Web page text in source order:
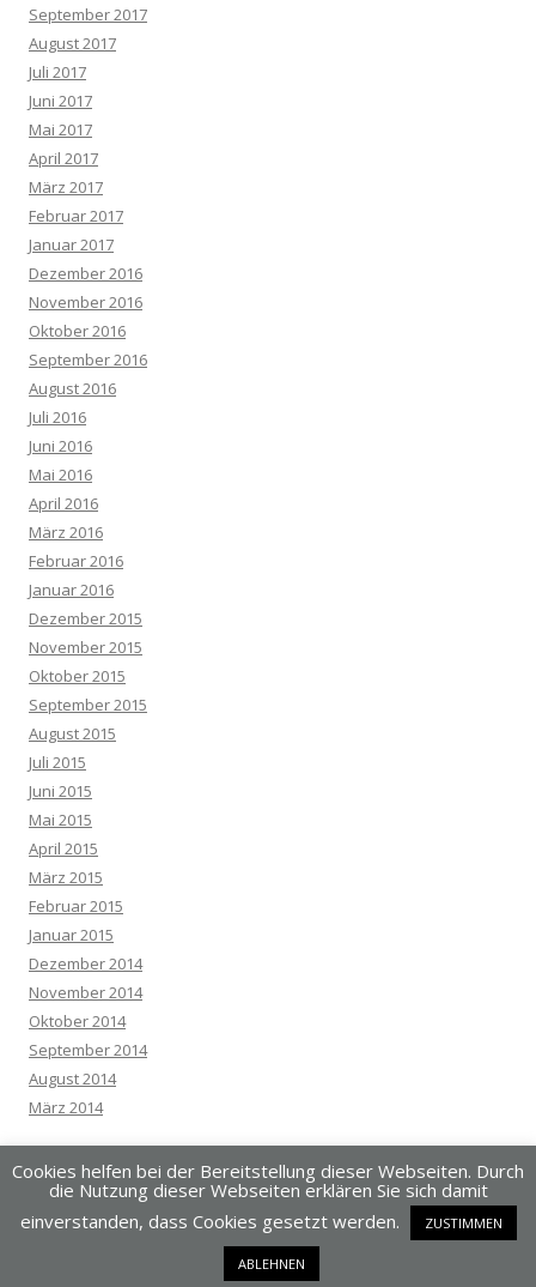
September 2017
August 2017
Juli 2017
Juni 2017
Mai 2017
April 2017
März 2017
Februar 2017
Januar 2017
Dezember 2016
November 2016
Oktober 2016
September 2016
August 2016
Juli 2016
Juni 2016
Mai 2016
April 2016
März 2016
Februar 2016
Januar 2016
Dezember 2015
November 2015
Oktober 2015
September 2015
August 2015
Juli 2015
Juni 2015
Mai 2015
April 2015
März 2015
Februar 2015
Januar 2015
Dezember 2014
November 2014
Oktober 2014
September 2014
August 2014
März 2014
Dieses Blog läuft mit WordPress
Cookies helfen bei der Bereitstellung dieser Webseiten. Durch
die Nutzung dieser Webseiten erklären Sie sich damit
einverstanden, dass Cookies gesetzt werden.
ZUSTIMMEN
ABLEHNEN